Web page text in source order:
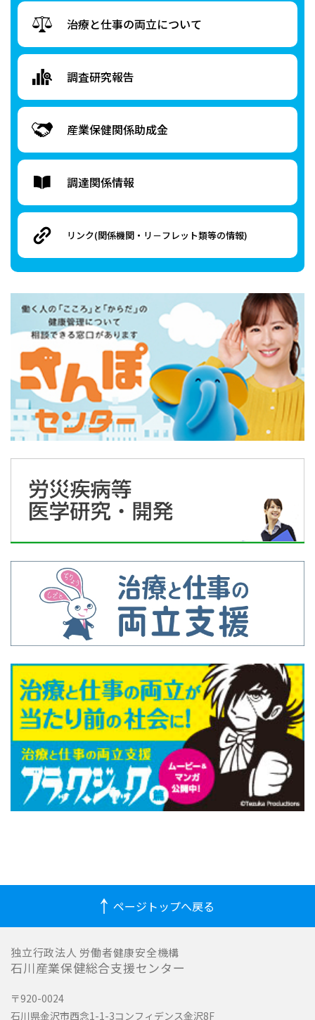
治療と仕事の両立について
調査研究報告
産業保健関係助成金
調達関係情報
リンク(関係機関・リ－フレット類等の情報)
ページトップへ戻る
独立行政法人 労働者健康安全機構
石川産業保健総合支援センター
〒920-0024
石川県金沢市西念1-1-3コンフィデンス金沢8F